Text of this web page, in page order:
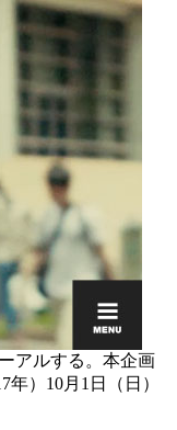
アルする。本企画
）10月1日（日）